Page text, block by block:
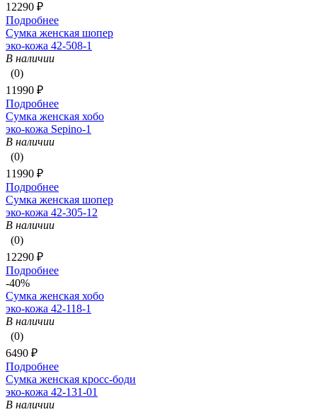
12290 ₽
Подробнее
Сумка женская шопер
эко-кожа 42-508-1
В наличии
(0)
11990 ₽
Подробнее
Сумка женская хобо
эко-кожа Sepino-1
В наличии
(0)
11990 ₽
Подробнее
Сумка женская шопер
эко-кожа 42-305-12
В наличии
(0)
12290 ₽
Подробнее
-40%
Сумка женская хобо
эко-кожа 42-118-1
В наличии
(0)
6490 ₽
Подробнее
Сумка женская кросс-боди
эко-кожа 42-131-01
В наличии